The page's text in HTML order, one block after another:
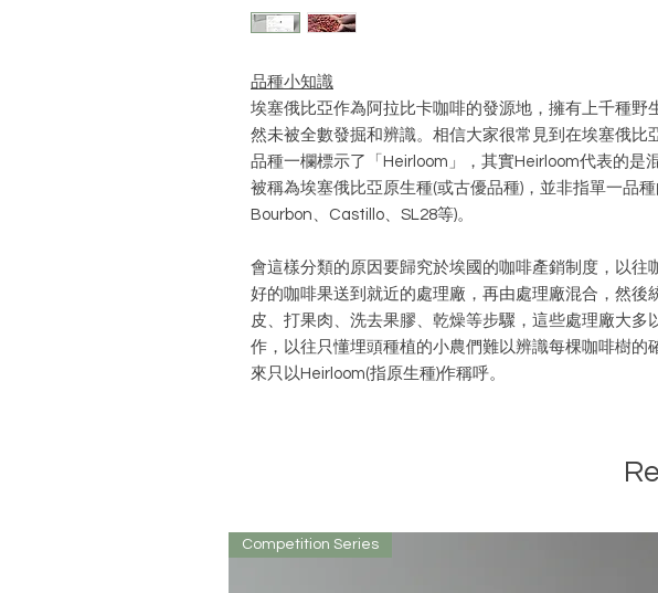
品種小知識
埃塞俄比亞作為阿拉比卡咖啡的發源地，擁有上千種野
然未被全數發掘和辨識。相信大家很常見到在埃塞俄比
品種一欄標示了「Heirloom」，其實Heirloom代表的是
被稱為埃塞俄比亞原生種(或古優品種)，並非指單一品種
Bourbon、Castillo、SL28等)。
會這樣分類的原因要歸究於埃國的咖啡產銷制度，以往
好的咖啡果送到就近的處理廠，再由處理廠混合，然後
皮、打果肉、洗去果膠、乾燥等步驟，這些處理廠大多
作，以往只懂埋頭種植的小農們難以辨識每棵咖啡樹的
來只以Heirloom(指原生種)作稱呼。
Competition Series